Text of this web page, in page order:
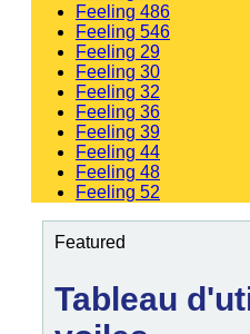
Feeling 486
Feeling 546
Feeling 29
Feeling 30
Feeling 32
Feeling 36
Feeling 39
Feeling 44
Feeling 48
Feeling 52
Featured
Tableau